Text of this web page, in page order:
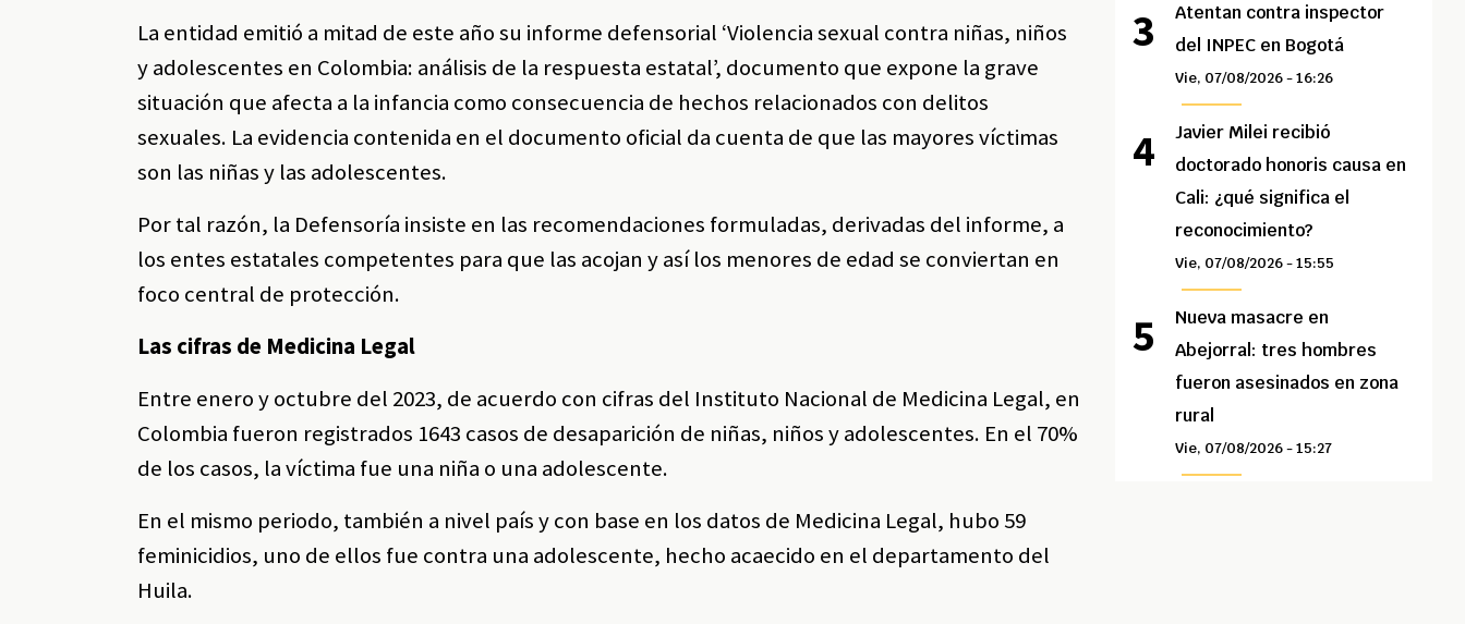
La entidad emitió a mitad de este año su informe defensorial ‘Violencia sexual contra niñas, niños
y adolescentes en Colombia: análisis de la respuesta estatal’, documento que expone la grave
situación que afecta a la infancia como consecuencia de hechos relacionados con delitos
sexuales. La evidencia contenida en el documento oficial da cuenta de que las mayores víctimas
son las niñas y las adolescentes.
Por tal razón, la Defensoría insiste en las recomendaciones formuladas, derivadas del informe, a
los entes estatales competentes para que las acojan y así los menores de edad se conviertan en
foco central de protección.
Las cifras de Medicina Legal
Entre enero y octubre del 2023, de acuerdo con cifras del Instituto Nacional de Medicina Legal, en
Colombia fueron registrados 1643 casos de desaparición de niñas, niños y adolescentes. En el 70%
de los casos, la víctima fue una niña o una adolescente.
En el mismo periodo, también a nivel país y con base en los datos de Medicina Legal, hubo 59
feminicidios, uno de ellos fue contra una adolescente, hecho acaecido en el departamento del
Huila.
Atentan contra inspector
del INPEC en Bogotá
Vie, 07/08/2026 - 16:26
Javier Milei recibió
doctorado honoris causa en
Cali: ¿qué significa el
reconocimiento?
Vie, 07/08/2026 - 15:55
Nueva masacre en
Abejorral: tres hombres
fueron asesinados en zona
rural
Vie, 07/08/2026 - 15:27